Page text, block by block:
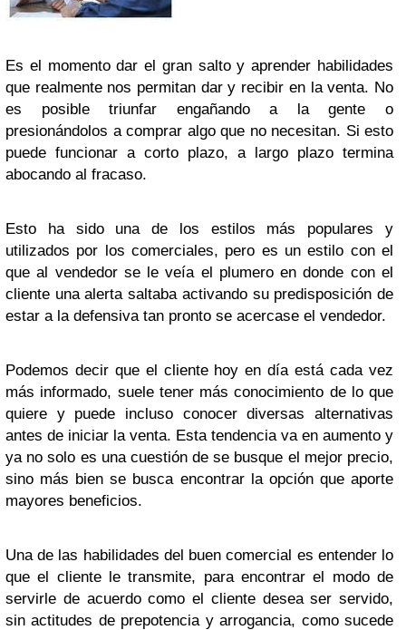
Es el momento dar el gran salto y aprender habilidades
que realmente nos permitan dar y recibir en la venta. No
es posible triunfar engañando a la gente o
presionándolos a comprar algo que no necesitan. Si esto
puede funcionar a corto plazo, a largo plazo termina
abocando al fracaso.
Esto ha sido una de los estilos más populares y
utilizados por los comerciales, pero es un estilo con el
que al vendedor se le veía el plumero en donde con el
cliente una alerta saltaba activando su predisposición de
estar a la defensiva tan pronto se acercase el vendedor.
Podemos decir que el cliente hoy en día está cada vez
más informado, suele tener más conocimiento de lo que
quiere y puede incluso conocer diversas alternativas
antes de iniciar la venta. Esta tendencia va en aumento y
ya no solo es una cuestión de se busque el mejor precio,
sino más bien se busca encontrar la opción que aporte
mayores beneficios.
Una de las habilidades del buen comercial es entender lo
que el cliente le transmite, para encontrar el modo de
servirle de acuerdo como el cliente desea ser servido,
sin actitudes de prepotencia y arrogancia, como sucede